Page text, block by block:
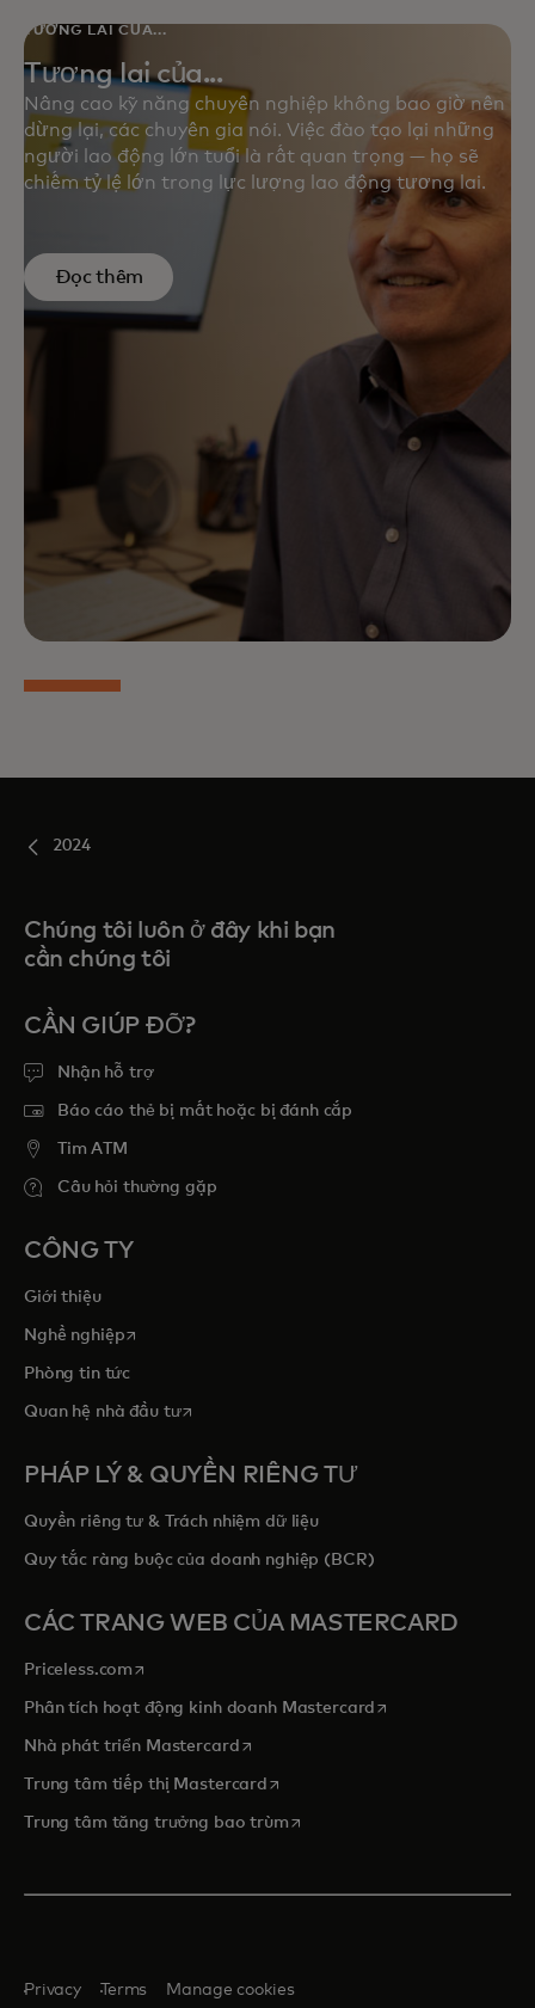
TƯƠNG LAI CỦA...
Tương lai của...
Nâng cao kỹ năng chuyên nghiệp không bao giờ nên
dừng lại, các chuyên gia nói. Việc đào tạo lại những
người lao động lớn tuổi là rất quan trọng — họ sẽ
chiếm tỷ lệ lớn trong lực lượng lao động tương lai.
Đọc thêm
2024
Chúng tôi luôn ở đây khi bạn
cần chúng tôi
CẦN GIÚP ĐỠ?
Nhận hỗ trợ
Báo cáo thẻ bị mất hoặc bị đánh cắp
Tim ATM
Câu hỏi thường gặp
CÔNG TY
Giới thiệu
Nghề nghiệpopens in a new tab
Phòng tin tức
Quan hệ nhà đầu tưopens in a new tab
PHÁP LÝ & QUYỀN RIÊNG TƯ
Quyền riêng tư & Trách nhiệm dữ liệu
Quy tắc ràng buộc của doanh nghiệp (BCR)
CÁC TRANG WEB CỦA MASTERCARD
Priceless.com opens in a new tab
Phân tích hoạt động kinh doanh Mastercard opens in a new tab
Nhà phát triển Mastercardopens in a new tab
Trung tâm tiếp thị Mastercardopens in a new tab
Trung tâm tăng trưởng bao trùmopens in a new tab
Privacy Terms Manage cookies